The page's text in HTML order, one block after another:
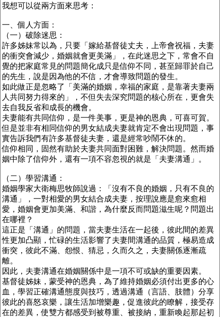
我想可以從兩方面來思考：
一、個人方面：
（一）破除迷思：
許多姊妹常以為，只要「嫁給基督徒丈夫，上帝會祝福，夫妻
的衝突會減少，婚姻就會更美滿」，在此迷思之下，常會不自
覺的把家庭常見的問題簡化成只是信仰不同，甚至歸罪於自己
的先生，說是因為他的不信，才會導致問題的發生。
如此做正是忽略了「美滿的婚姻，幸福的家庭，是靠著夫妻兩
人共同努力得來的」，不但失去深究問題的核心所在，更會失
去自我反省和成長的機會。
夫妻能有共同信仰，是一件美事，更是神的恩典，可喜可賀。
但是並非有相同信仰的男女結成夫妻就肯定不會出現問題，事
實告訴我們有許多基督徒夫妻，還是經常吵鬧不休的。
信仰相同，固然有助於夫妻共同面對困難，解決問題。然而婚
姻中除了信仰外，還有一項不容忽視的就是「夫妻溝通」。
（二）學習溝通：
婚姻學家大衛梅思牧師說過：「沒有不良的婚姻，只有不良的
溝通」，一對相愛的男女結合成夫妻，按理說應是愈來愈相
愛，婚姻會更加美滿、和諧，為什麼反而問題滋生呢？問題出
在哪裡？
這正是「溝通」的問題，當夫妻生活在一起後，彼此間的差異
性更加凸顯，忙碌的生活影響了夫妻間溝通的品質，極易造成
衝突，彼此不滿、怨恨、猜忌，久而久之，夫妻關係逐漸疏
離。
因此，夫妻溝通在婚姻關係中是一項不可或缺的重要因素。
基督徒姊妹，蒙受神的恩典，為了維持婚姻必須付出更多的心
血，學習正確溝通態度與技巧，透過溝通（言語、肢體）分享
彼此的喜怒哀樂，讓生活加增樂趣，促進彼此的瞭解，接受存
在的差異，使雙方都感受到被尊重、被接納，重新喚起那起初